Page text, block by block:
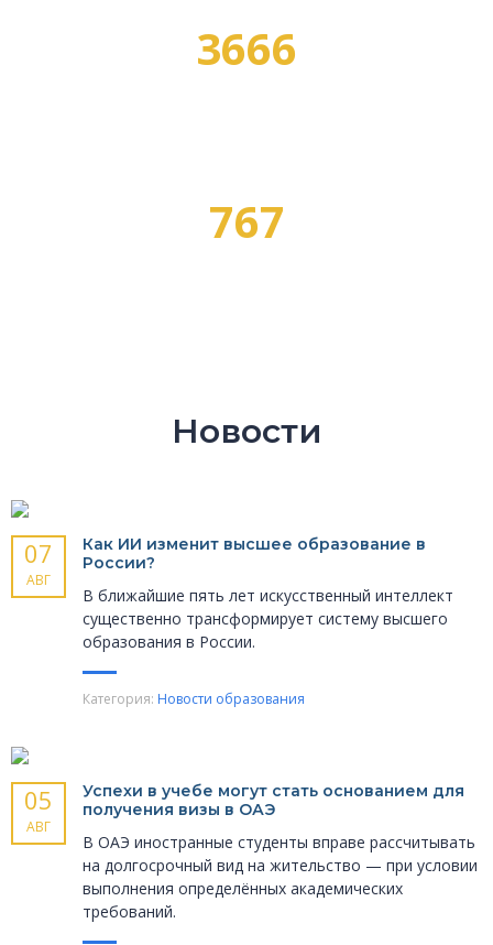
3666
767
Новости
07
АВГ
Как ИИ изменит высшее образование в
России?
В ближайшие пять лет искусственный интеллект
существенно трансформирует систему высшего
образования в России.
Категория: Новости образования
05
АВГ
Успехи в учебе могут стать основанием для
получения визы в ОАЭ
В ОАЭ иностранные студенты вправе рассчитывать
на долгосрочный вид на жительство — при условии
выполнения определённых академических
требований.